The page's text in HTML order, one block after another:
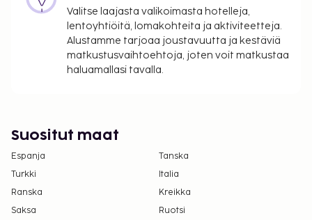
suuntautumiseen tai sukupuoli-identiteettiin
katsomatta (LGBTQ+ -ystävällinen).
Valitse laajasta valikoimasta hotelleja,
lentoyhtiöitä, lomakohteita ja aktiviteetteja.
Alustamme tarjoaa joustavuutta ja kestäviä
matkustusvaihtoehtoja, joten voit matkustaa
haluamallasi tavalla.
Suositut maat
Espanja
Tanska
Turkki
Italia
Ranska
Kreikka
Saksa
Ruotsi